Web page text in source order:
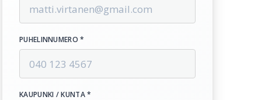
PUHELINNUMERO *
KAUPUNKI / KUNTA *